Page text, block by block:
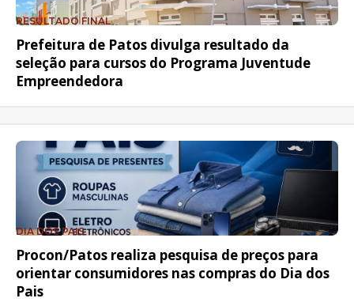
RESULTADO FINAL
Prefeitura de Patos divulga resultado da
seleção para cursos do Programa Juventude
Empreendedora
DIA DOS PAIS
Procon/Patos realiza pesquisa de preços para
orientar consumidores nas compras do Dia dos
Pais